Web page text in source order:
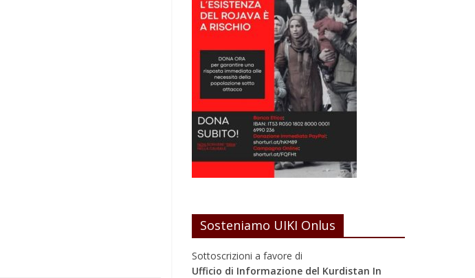
Sosteniamo UIKI Onlus
Sottoscrizioni a favore di
Ufficio di Informazione del Kurdistan In